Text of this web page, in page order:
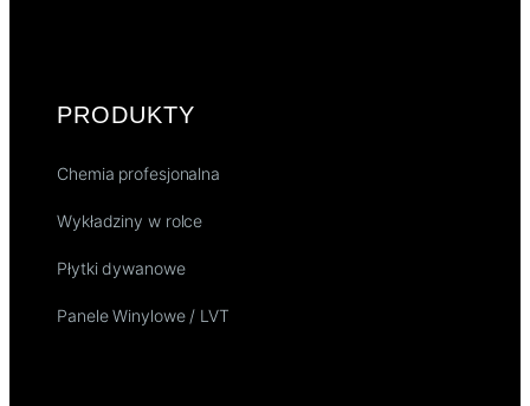
PRODUKTY
Chemia profesjonalna
Wykładziny w rolce
Płytki dywanowe
Panele Winylowe / LVT